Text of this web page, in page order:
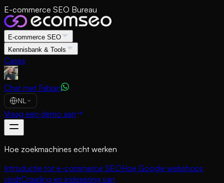
E-commerce SEO Bureau
E-commerce SEO
Kennisbank & Tools
Cases
Chat met Fabian
NL
Vraag een demo aan
Hoe zoekmachines echt werken
Introductie tot e-commerce SEOHoe Google webshops
vindtCrawling en indexering van